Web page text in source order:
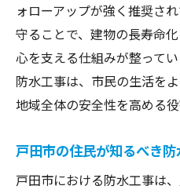
防水工事のタイミ
住宅を守るための
防水工事を通じて快適
めの知識
防水工事を行う上
戸田市で防水工事
ォローアップが強く推奨さ
守ることで、建物の長寿命
心を支える仕組みが整って
防水工事は、市民の生活を
地域全体の安全性を高める役
戸田市の住民が知るべき
戸田市における防水工事は